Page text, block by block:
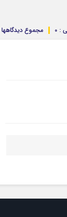
مجموع دیدگاهها : 0